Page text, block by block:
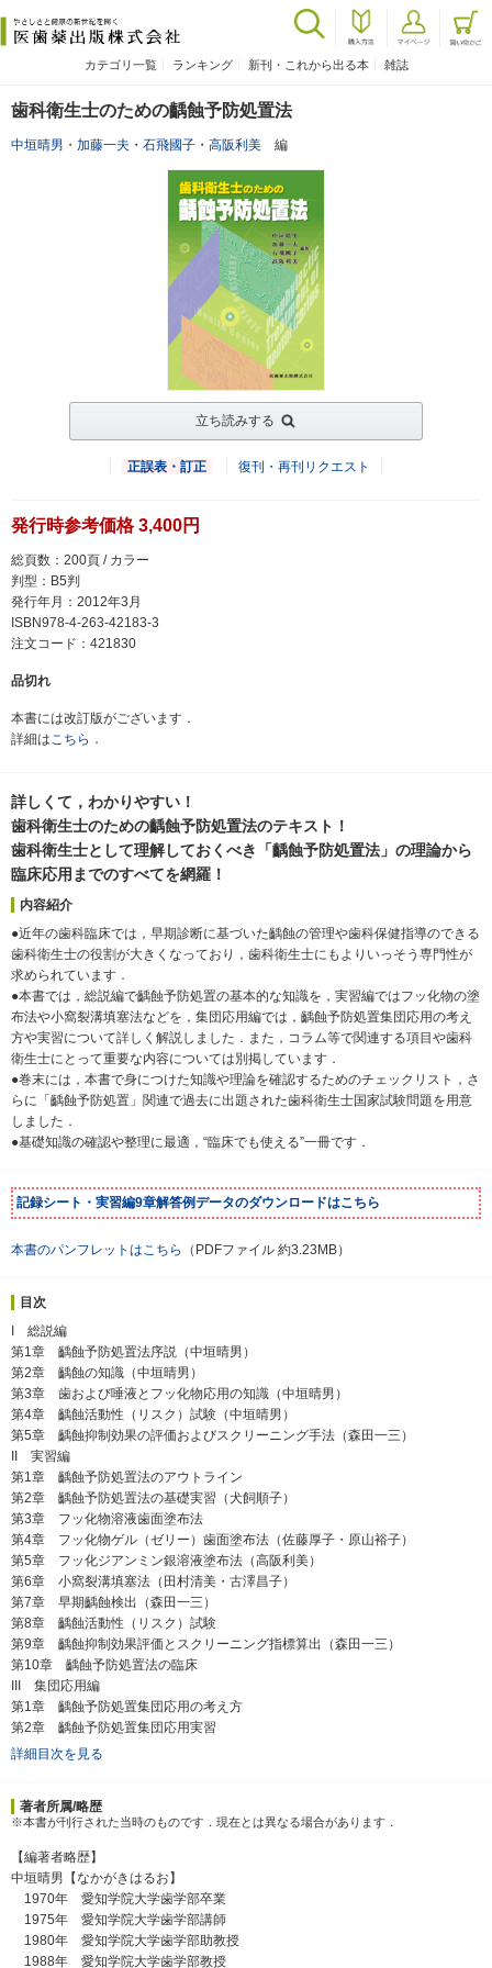
カテゴリ一覧 ランキング 新刊・これから出る本 雑誌
歯科衛生士のための齲蝕予防処置法
中垣晴男 ・ 加藤一夫 ・ 石飛國子 ・ 高阪利美 編
立ち読みする
正誤表・訂正 復刊・再刊リクエスト
発行時参考価格 3,400円
総頁数：200頁 / カラー
判型：B5判
発行年月：2012年3月
ISBN978-4-263-42183-3
注文コード：421830
品切れ
本書には改訂版がございます．
詳細はこちら ．
詳しくて，わかりやすい！
歯科衛生士のための齲蝕予防処置法のテキスト！
歯科衛生士として理解しておくべき「齲蝕予防処置法」の理論から
臨床応用までのすべてを網羅！
内容紹介
●近年の歯科臨床では，早期診断に基づいた齲蝕の管理や歯科保健指導のできる
歯科衛生士の役割が大きくなっており，歯科衛生士にもよりいっそう専門性が
求められています．
●本書では，総説編で齲蝕予防処置の基本的な知識を，実習編ではフッ化物の塗
布法や小窩裂溝填塞法などを，集団応用編では，齲蝕予防処置集団応用の考え
方や実習について詳しく解説しました．また，コラム等で関連する項目や歯科
衛生士にとって重要な内容については別掲しています．
●巻末には，本書で身につけた知識や理論を確認するためのチェックリスト，さ
らに「齲蝕予防処置」関連で過去に出題された歯科衛生士国家試験問題を用意
しました．
●基礎知識の確認や整理に最適，“臨床でも使える”一冊です．
記録シート・実習編9章解答例データのダウンロードはこちら
本書のパンフレットはこちら （PDFファイル 約3.23MB）
目次
I 総説編
第1章 齲蝕予防処置法序説（中垣晴男）
第2章 齲蝕の知識（中垣晴男）
第3章 歯および唾液とフッ化物応用の知識（中垣晴男）
第4章 齲蝕活動性（リスク）試験（中垣晴男）
第5章 齲蝕抑制効果の評価およびスクリーニング手法（森田一三）
II 実習編
第1章 齲蝕予防処置法のアウトライン
第2章 齲蝕予防処置法の基礎実習（犬飼順子）
第3章 フッ化物溶液歯面塗布法
第4章 フッ化物ゲル（ゼリー）歯面塗布法（佐藤厚子・原山裕子）
第5章 フッ化ジアンミン銀溶液塗布法（高阪利美）
第6章 小窩裂溝填塞法（田村清美・古澤昌子）
第7章 早期齲蝕検出（森田一三）
第8章 齲蝕活動性（リスク）試験
第9章 齲蝕抑制効果評価とスクリーニング指標算出（森田一三）
第10章 齲蝕予防処置法の臨床
III 集団応用編
第1章 齲蝕予防処置集団応用の考え方
第2章 齲蝕予防処置集団応用実習
詳細目次を見る
著者所属/略歴
※本書が刊行された当時のものです．現在とは異なる場合があります．
【編著者略歴】
中垣晴男【なかがきはるお】
1970年 愛知学院大学歯学部卒業
1975年 愛知学院大学歯学部講師
1980年 愛知学院大学歯学部助教授
1988年 愛知学院大学歯学部教授